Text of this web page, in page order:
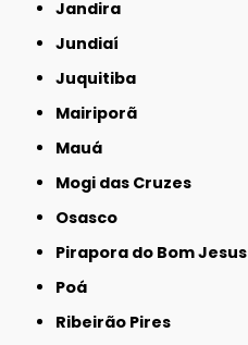
Jandira
Jundiaí
Juquitiba
Mairiporã
Mauá
Mogi das Cruzes
Osasco
Pirapora do Bom Jesus
Poá
Ribeirão Pires